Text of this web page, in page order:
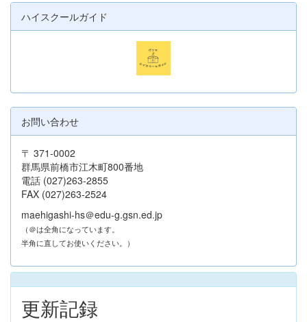
ハイスクールガイド
お問い合わせ
〒 371-0002
群馬県前橋市江木町800番地
電話 (027)263-2855
FAX (027)263-2524
maehigashi-hs＠edu-g.gsn.ed.jp
（＠は全角になっています。
半角に直してお使いください。）
更新記録